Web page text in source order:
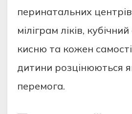
перинатальних
міліграм ліків,
кисню та кожен
дитини розцінюються
перемога.